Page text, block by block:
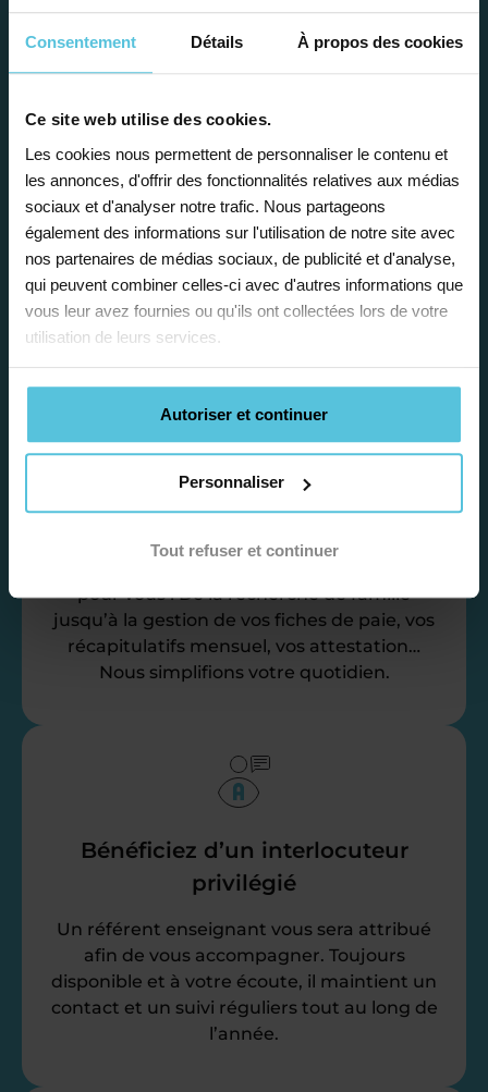
Consentement Détails À propos des cookies
Ce site web utilise des cookies.
Les cookies nous permettent de personnaliser le contenu et
les annonces, d'offrir des fonctionnalités relatives aux médias
sociaux et d'analyser notre trafic. Nous partageons
également des informations sur l'utilisation de notre site avec
nos partenaires de médias sociaux, de publicité et d'analyse,
qui peuvent combiner celles-ci avec d'autres informations que
vous leur avez fournies ou qu'ils ont collectées lors de votre
utilisation de leurs services.
Autoriser et continuer
Personnaliser
Tout refuser et continuer
Enseignez près de chez vous, selon
vos horaires
Afin de garantir le meilleur
accompagnement, nous organisons votre
emploi du temps en fonction de votre profil,
vos disponibilités et votre flexibilité.
Déléguez vos tâches
administratives
pour vous ! De la recherche de famille
jusqu’à la gestion de vos fiches de paie, vos
récapitulatifs mensuel, vos attestation…
Nous simplifions votre quotidien.
Bénéficiez d’un interlocuteur
privilégié
Un référent enseignant vous sera attribué
afin de vous accompagner. Toujours
disponible et à votre écoute, il maintient un
contact et un suivi réguliers tout au long de
l’année.